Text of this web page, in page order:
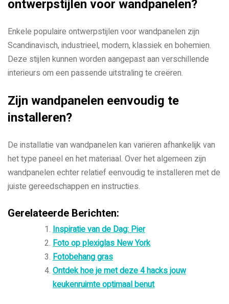
ontwerpstijlen voor wandpanelen?
Enkele populaire ontwerpstijlen voor wandpanelen zijn
Scandinavisch, industrieel, modern, klassiek en bohemien.
Deze stijlen kunnen worden aangepast aan verschillende
interieurs om een ​​passende uitstraling te creëren.
Zijn wandpanelen eenvoudig te
installeren?
De installatie van wandpanelen kan variëren afhankelijk van
het type paneel en het materiaal. Over het algemeen zijn
wandpanelen echter relatief eenvoudig te installeren met de
juiste gereedschappen en instructies.
Gerelateerde Berichten:
Inspiratie van de Dag: Pier
Foto op plexiglas New York
Fotobehang gras
Ontdek hoe je met deze 4 hacks jouw
keukenruimte optimaal benut